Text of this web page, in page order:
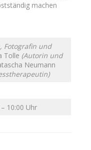
machen
Fotografin und
Tolle (Autorin und
Neumann
10:00 Uhr